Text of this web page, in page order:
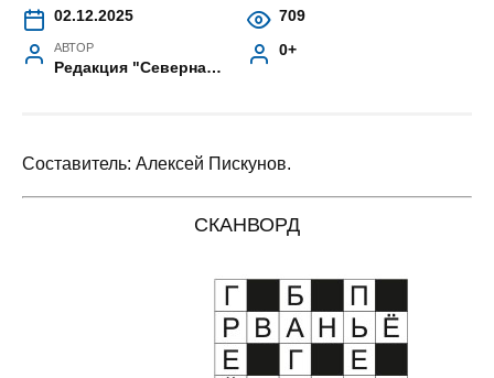
02.12.2025 709
АВТОР
Редакция "Северная правда"
0+
Составитель: Алексей Пискунов.
СКАНВОРД